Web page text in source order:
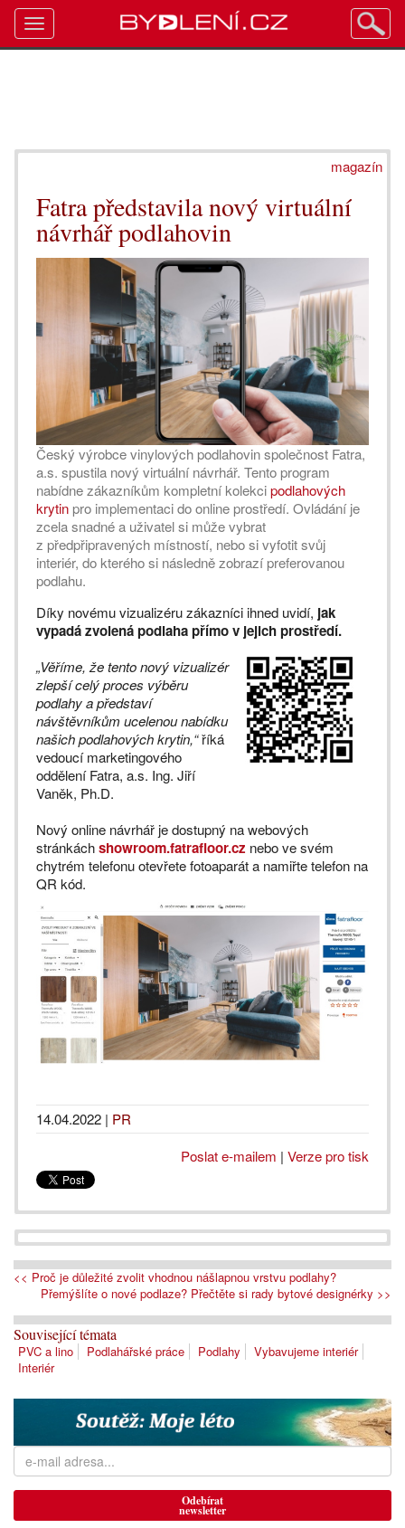
magazín
Fatra představila nový virtuální
návrhář podlahovin
Český výrobce vinylových podlahovin společnost Fatra,
a.s. spustila nový virtuální návrhář. Tento program
nabídne zákazníkům kompletní kolekcipodlahových
krytin pro implementaci do online prostředí. Ovládání je
zcela snadné a uživatel si může vybrat
z předpřipravených místností, nebo si vyfotit svůj
interiér, do kterého si následně zobrazí preferovanou
podlahu.
Díky novému vizualizéru zákazníci ihned uvidí, jak
vypadá zvolená podlaha přímo v jejich prostředí.
„Věříme, že tento nový vizualizér
zlepší celý proces výběru
podlahy a představí
návštěvníkům ucelenou nabídku
našich podlahových krytin,“říká
vedoucí marketingového
oddělení Fatra, a.s. Ing. Jiří
Vaněk, Ph.D.
Nový online návrhář je dostupný na webových
stránkáchshowroom.fatrafloor.cz nebo ve svém
chytrém telefonu otevřete fotoaparát a namiřte telefon na
QR kód.
14.04.2022 | PR
Poslat e-mailem | Verze pro tisk
<< Proč je důležité zvolit vhodnou nášlapnou vrstvu podlahy?
Přemýšlíte o nové podlaze? Přečtěte si rady bytové designérky >>
Související témata
PVC a lino Podlahářské práce Podlahy
Vybavujeme interiér
Interiér
Odebírat
newsletter
Toggle
navigation